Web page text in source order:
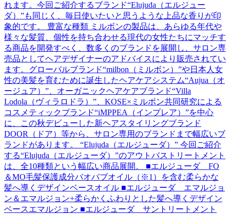
れます。今回ご紹介するブランド“Elujuda（エルジュー
ダ）”も同じく、毎日使いたいと思うような上品な香りが印
象的です。 豊富な種類 ミルボンの製品は、あらゆる年代や
様々な髪質、個性を持ち合わせる現代の女性たちにマッチす
る商品を開発すべく、数多くのブランドを展開し、サロン専
売品としてヘアデザイナーのアドバイスにより販売されてい
ます。グローバルブランド“milbon（ミルボン）”や日本人女
性の美髪を育むために誕生したヘアケアシステム“Aujua（オ
ージュア）”、オーガニックヘアケアブランド“Villa
Lodola（ヴィラロドラ）”、KOSE×ミルボン共同研究による
コスメティックブランド“iMPPEA（インプレア）”を中心
に、この秋デビューした新ヘアスタイリングブランド
DOOR（ドア）等から、サロン専用のブランドまで幅広いブ
ランドがあります。 “Elujuda（エルジューダ）” 今回ご紹介
する“Elujuda（エルジューダ）”のアウトバストリートメント
は、全10種類という幅広い商品展開。 ■エルジューダ FO
＆MO毛髪保護成分バオバブオイル（※1）を含む柔らかな
髪へ導くデザインベースオイル ■エルジューダ エマルジョ
ン＆エマルジョン+柔らかくふわりとした髪へ導くデザイン
ベースエマルジョン ■エルジューダ サントリートメント